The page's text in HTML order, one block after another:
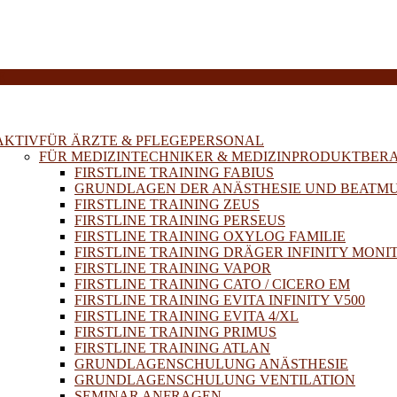
FÜR ÄRZTE & PFLEGEPERSONAL
FÜR MEDIZINTECHNIKER &
FIRSTLINE TRAINING FABIUS
GRUNDLAGEN DER ANÄSTHESIE UND
FIRSTLINE TRAINING ZEUS
FIRSTLINE TRAINING PERSEUS
FIRSTLINE TRAINING OXYLOG FAMILIE
FIRSTLINE TRAINING DRÄGER INFINITY
FIRSTLINE TRAINING VAPOR
FIRSTLINE TRAINING CATO / CICERO EM
FIRSTLINE TRAINING EVITA INFINITY V500
FIRSTLINE TRAINING EVITA 4/XL
FIRSTLINE TRAINING PRIMUS
FIRSTLINE TRAINING ATLAN
GRUNDLAGENSCHULUNG ANÄSTHESIE
GRUNDLAGENSCHULUNG VENTILATION